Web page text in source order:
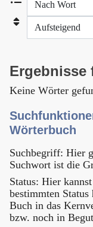
Blog
Ergebnisse
Keine Wörter
Wörterbuch
Suchbegriff: Hier
Suchwort ist die
Status: Hier
bestimmten
Buch in das
bzw. noch in